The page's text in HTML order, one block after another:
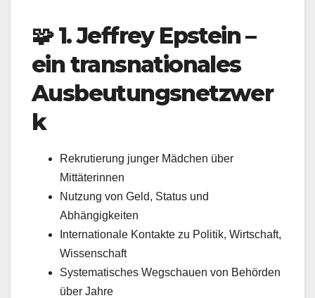
🧩 1. Jeffrey Epstein –
ein transnationales
Ausbeutungsnetzwer
k
Rekrutierung junger Mädchen über
Mittäterinnen
Nutzung von Geld, Status und
Abhängigkeiten
Internationale Kontakte zu Politik, Wirtschaft,
Wissenschaft
Systematisches Wegschauen von Behörden
über Jahre